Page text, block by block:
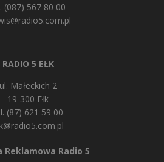
(087) 567 80 00
RADIO 5 EŁK
ul. Małeckich 2
19-300 Ełk
(87) 621 59 00
Reklamowa Radio 5